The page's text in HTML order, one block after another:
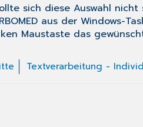
sich diese Auswahl nicht
aus der Windows-
Maustaste das
Textverarbeitung -